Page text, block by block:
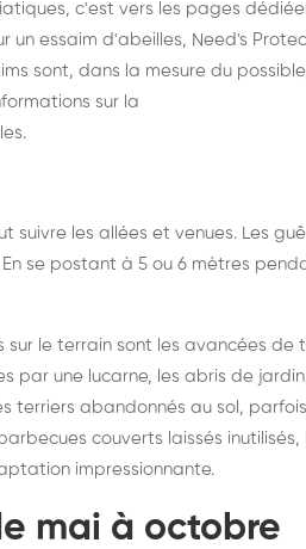
, c'est vers les pages
essaim d'abeilles, Need's
sont, dans la mesure du
sur la
.
suivre les allées et venues. Les
se postant à 5 ou 6 mètres
le terrain sont les avancées de
par une lucarne, les abris de
terriers abandonnés au sol,
couverts laissés
impressionnante.
mai à octobre